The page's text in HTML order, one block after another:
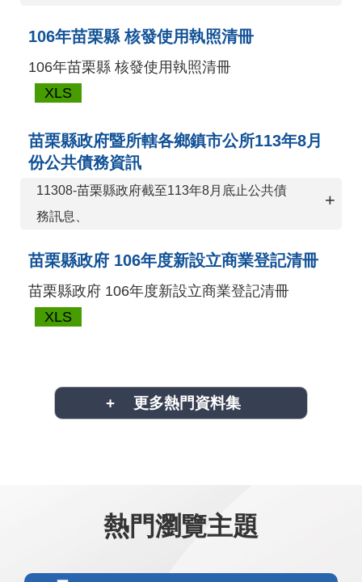
106年苗栗縣 核發使用執照清冊
106年苗栗縣 核發使用執照清冊
XLS
苗栗縣政府暨所轄各鄉鎮市公所113年8月
份公共債務資訊
11308-苗栗縣政府截至113年8月底止公共債
務訊息、
+
苗栗縣政府 106年度新設立商業登記清冊
苗栗縣政府 106年度新設立商業登記清冊
XLS
更多熱門資料集
熱門瀏覽主題